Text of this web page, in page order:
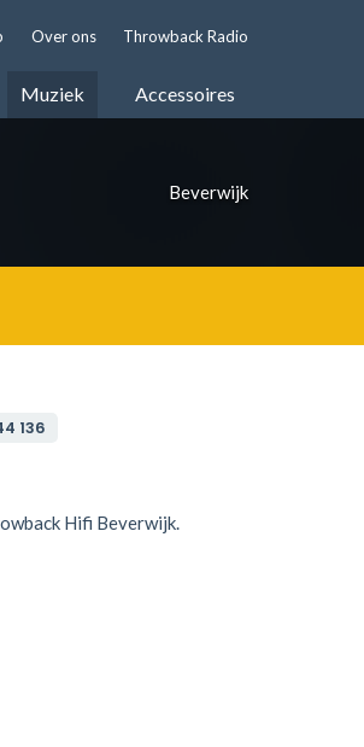
Muziek Accessoires
Over ons Throwback Radio
Beverwijk
136
Hifi Beverwijk.